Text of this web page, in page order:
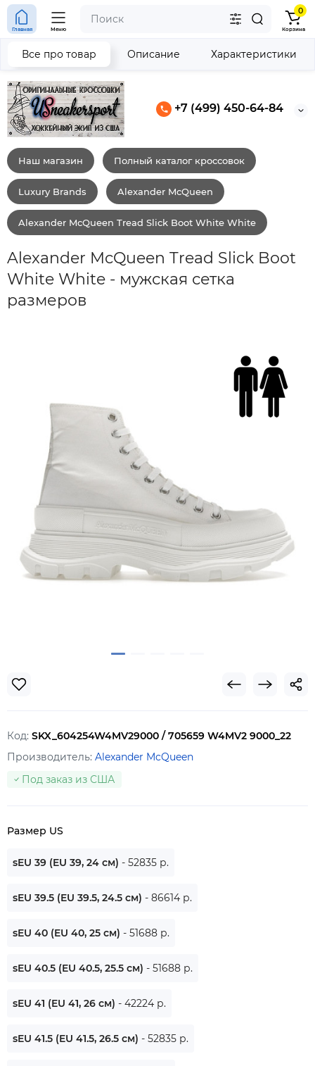
+7 (499) 450-64-84
Главная Меню
0
Корзина
Наш магазин Полный каталог кроссовок
Luxury Brands Alexander McQueen
Alexander McQueen Tread Slick Boot White White
Alexander McQueen Tread Slick Boot
White White - мужская сетка
размеров
Все про товар Описание Характеристики
Код: SKX_604254W4MV29000 / 705659 W4MV2 9000_22
Производитель: Alexander McQueen
Под заказ из США
Размер US
sEU 39 (EU 39, 24 см) - 52835 р.
sEU 39.5 (EU 39.5, 24.5 см) - 86614 р.
sEU 40 (EU 40, 25 см) - 51688 р.
sEU 40.5 (EU 40.5, 25.5 см) - 51688 р.
sEU 41 (EU 41, 26 см) - 42224 р.
sEU 41.5 (EU 41.5, 26.5 см) - 52835 р.